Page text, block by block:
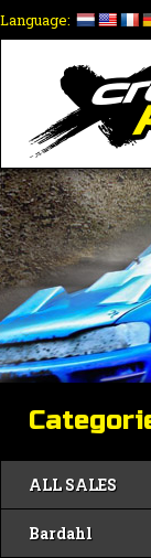
Language:
ALL SALES
Bardahl